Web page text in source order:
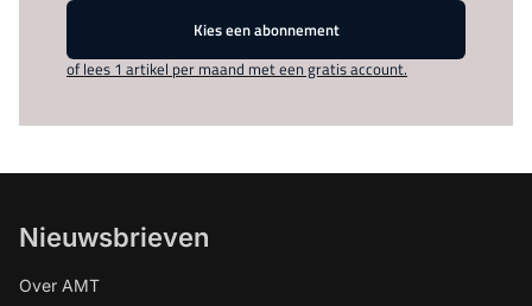
Kies een abonnement
of lees 1 artikel per maand met een gratis account.
Nieuwsbrieven
Over AMT